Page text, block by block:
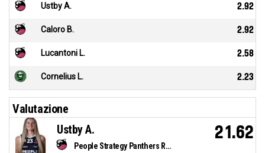
Ustby A. 2.92
Caloro B. 2.92
Lucantoni L. 2.58
Cornelius L. 2.23
Valutazione
People Strategy Panthers Roseto
Ustby A. 21.62